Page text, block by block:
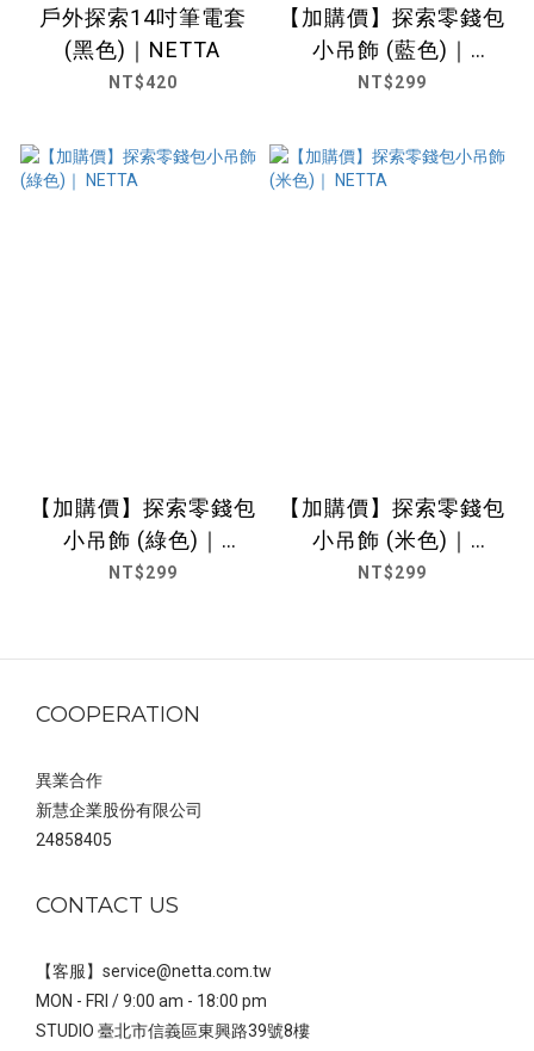
戶外探索14吋筆電套
(黑色)｜NETTA
NT$420
【加購價】探索零錢包
小吊飾 (藍色)｜
NETTA
NT$299
【加購價】探索零錢包
小吊飾 (綠色)｜
NETTA
NT$299
【加購價】探索零錢包
小吊飾 (米色)｜
NETTA
NT$299
COOPERATION
異業合作
新慧企業股份有限公司
24858405
CONTACT US
【客服】service@netta.com.tw
MON - FRI / 9:00 am - 18:00 pm
STUDIO 臺北市信義區東興路39號8樓